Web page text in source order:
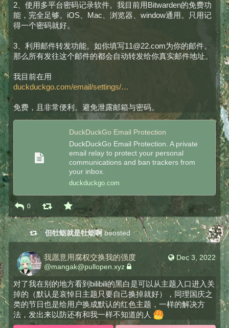
2、使用多平台密码记录软件。我目前用Bitwarden的免费功
能，完全足够。iOS、Mac、浏览器、window通用。只用记
得一个密码就好。
3、利用邮件转发功能。如你填写11@22.com为你的邮件。
那么所有发往这个邮件的都会自动转发给你真实邮件地址。
我目前在用
duckduckgo.com/email/settings/
免费，且非常便利。避免泄露邮箱与密码。
DuckDuckGo Email Protection
DuckDuckGo Email Protection. A private
email relay to protect your personal
communications and ban trackers from
your inbox.
duckduckgo.com
0
但牡蛎就是牡蛎啊 boosted
Dec 3, 2022
我愿意用腐权交换我的强度
@mangak@pullopen.xyz
对了我在别的地方看到bilibili的黑白是可以从主题入口进入关
掉的（默认是哀悼日主题只要自己换掉就好），同理国庆之
类的节日也是给用户换成默认的红色主题，一样的解决方
法，发出来以防还有和我一样不知道的人